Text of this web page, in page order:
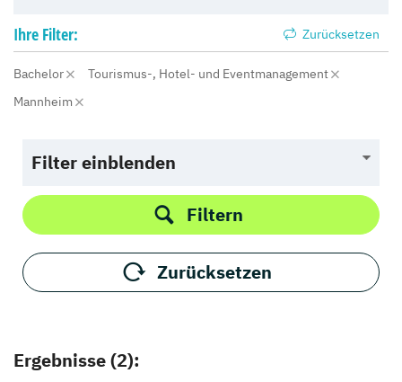
Ihre Filter: Zurücksetzen
Bachelor
Tourismus-, Hotel- und Eventmanagement
Mannheim
Filter einblenden
Filtern
Zurücksetzen
Ergebnisse (2):